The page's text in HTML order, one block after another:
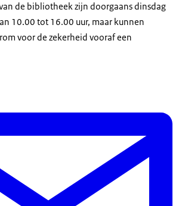
de bibliotheek zijn doorgaans dinsdag
10.00 tot 16.00 uur, maar kunnen
voor de zekerheid vooraf een